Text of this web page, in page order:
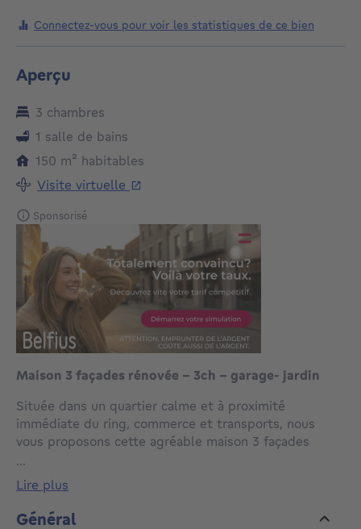
Connectez-vous pour voir les statistiques de ce bien
Aperçu
3 chambres
1 salle de bains
150 m² mètres carrés
habitables
Visite virtuelle
Sponsorisé
Maison 3 façades rénovée - 3ch - garage- jardin
Située dans un quartier calme et à proximité
immédiate du ring, commerce et transports, nous
vous proposons cette agréable maison 3 façades
m² qui offre des espaces fonctionnels ainsi qu’un beau
potentiel familial.
Au rez-de-chaussée, vous trouverez un garage, une
...
lire plus
Général